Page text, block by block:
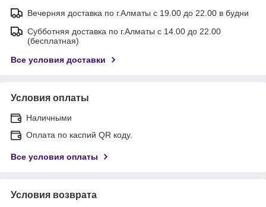
Вечерняя доставка по г.Алматы с 19.00 до 22.00 в будни
Субботняя доставка по г.Алматы с 14.00 до 22.00
(бесплатная)
Все условия доставки
Условия оплаты
Наличными
Оплата по каспий QR коду.
Все условия оплаты
Условия возврата